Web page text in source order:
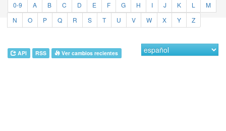
0-9 A B C D E F G H I J K L
M
N
O P Q R S T U V W X Y Z
API RSS Ver cambios recientes